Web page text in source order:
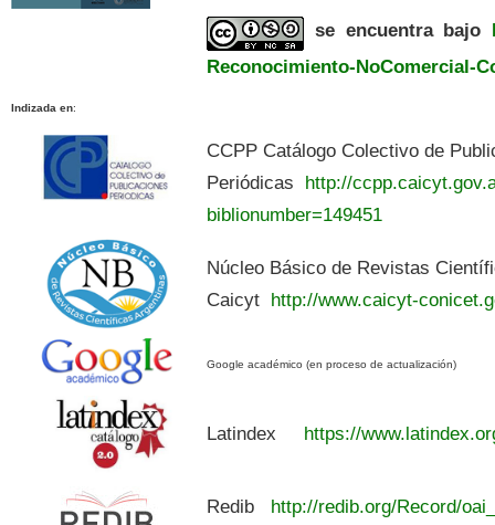
se encuentra bajo
Reconocimiento-NoComercial-
Indizada en:
CCPP Catálogo Colectivo de
Periódicas http://
biblionumber=149451
Núcleo Básico de Revistas
Caicyt http://www.caicyt-
Google académico (en proceso de actualización)
Latindex https://
Redib
http://redib.org/Record/